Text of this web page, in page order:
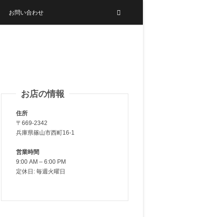
お問い合わせ
お店の情報
住所
〒669-2342
兵庫県篠山市西町16-1
営業時間
9:00 AM – 6:00 PM
定休日: 毎週火曜日